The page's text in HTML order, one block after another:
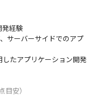
なる電気自動車（EV）
ざまなニーズに応じた自
ことを、やる」という日
サービスを提供し続けて
経験
サーバーサイドでのアプ
たアプリケーション開発
安）